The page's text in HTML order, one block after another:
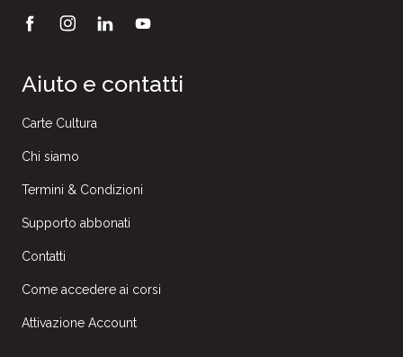
Aiuto e contatti
Carte Cultura
Chi siamo
Termini & Condizioni
Supporto abbonati
Contatti
Come accedere ai corsi
Attivazione Account